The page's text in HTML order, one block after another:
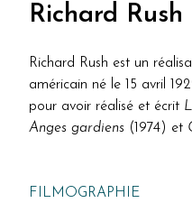
Richard Rush
Richard Rush est un
américain né le 15 avril
pour avoir réalisé et écrit
Anges gardiens (1974) et
FILMOGRAPHIE